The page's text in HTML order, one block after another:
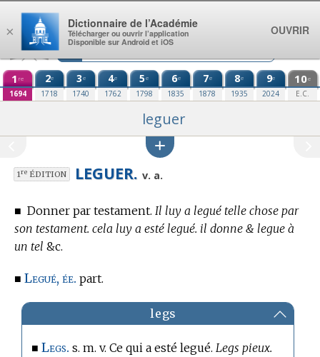
Aller au contenu
1 re
1694
2e
1718
3e
1740
4e
1762
5e
1798
6e
1835
7e
1878
8e
1935
9e
2024
10e
E.C.
leguer
1reÉDITION LEGUER. v. a.
■ Donner par testament. Il luy a legué telle chose par
son testament. cela luy a esté legué. il donne & legue à
un tel &c.
■ Legué, ée. part.
legs
■Legs. s. m. v. Ce qui a esté legué.Legs pieux.
×
Dictionnaire de l’Académie
Télécharger ou ouvrir l’application
Disponible sur Android et iOS
OUVRIR